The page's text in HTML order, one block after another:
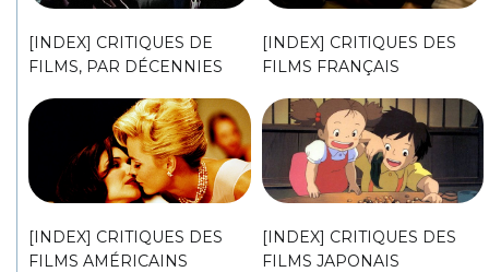
[INDEX] CRITIQUES DE
FILMS, PAR DÉCENNIES
[INDEX] CRITIQUES DES
FILMS FRANÇAIS
[INDEX] CRITIQUES DES
FILMS AMÉRICAINS
[INDEX] CRITIQUES DES
FILMS JAPONAIS